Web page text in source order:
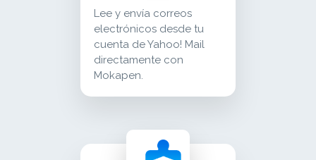
Lee y envía correos
electrónicos desde tu
cuenta de Yahoo! Mail
directamente con
Mokapen.
datos corporativos descarga los datos
crm_sales